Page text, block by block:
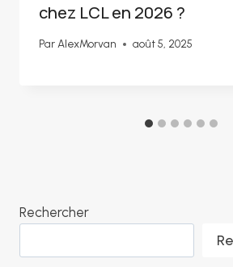
chez LCL en 2026 ?
ParAlexMorvan août 5, 2025
Rechercher